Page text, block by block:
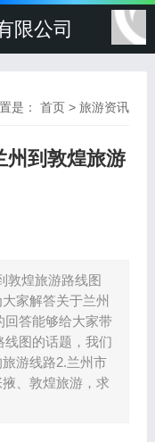
限公司
是：首页 >旅游资讯
州到敦煌旅游
敦煌旅游路线图
家解答关于兰州
答能够给大家带
图的话题，我们
游线路2.兰州市
、敦煌旅游，求